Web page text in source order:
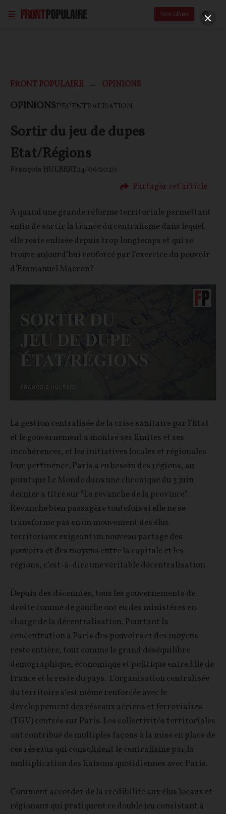
Nos offres
FRONT POPULAIRE OPINIONS
OPINIONSDÉCENTRALISATION
Sortir du jeu de dupes
Etat/Régions
François HULBERT24/06/2020
Partager cet article
A quand une grande réforme territoriale permettant
enfin de sortir la France du centralisme dans lequel
elle reste enlisée depuis trop longtemps et qui se
trouve aujourd’hui renforcé par l’exercice du pouvoir
d’Emmanuel Macron?
La gestion centralisée de la crise sanitaire par l’Etat
et le gouvernement a montré ses limites et ses
incohérences, et les initiatives locales et régionales
leur pertinence. Paris a eu besoin des régions, au
point que Le Monde dans une chronique du 3 juin
dernier a titré sur "La revanche de la province".
Revanche bien passagère toutefois si elle ne se
transforme pas en un mouvement des élus
territoriaux exigeant un nouveau partage des
pouvoirs et des moyens entre la capitale et les
régions, c’est-à-dire une véritable décentralisation.
Depuis des décennies, tous les gouvernements de
droite comme de gauche ont eu des ministères en
charge de la décentralisation. Pourtant la
concentration à Paris des pouvoirs et des moyens
reste entière, tout comme le grand déséquilibre
démographique, économique et politique entre l'Ile de
France et le reste du pays. L’organisation centralisée
du territoire s’est même renforcée avec le
développement des réseaux aériens et ferroviaires
(TGV) centrés sur Paris. Les collectivités territoriales
ont contribué de multiples façons à la mise en place de
ces réseaux qui consolident le centralisme par la
multiplication des liaisons quotidiennes avec Paris.
Comment accorder de la crédibilité aux élus locaux et
régionaux qui pratiquent ce double jeu consistant à